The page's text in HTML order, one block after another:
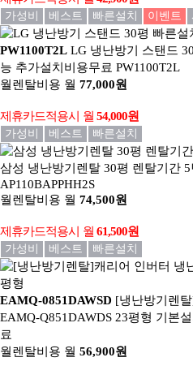
가성비 베스트 빠른설치 이벤트
PW1100T2L LG 냉난방기 스탠드
능 추가설치비용무료 PW1100T2L
월렌탈비용 월 77,000원
제휴카드적용시 월 54,000원
가성비 베스트 빠른설치
삼성 냉난방기렌탈 30평 렌탈기간
AP110BAPPHH2S
월렌탈비용 월 74,500원
제휴카드적용시 월 61,500원
가성비 베스트 빠른설치
EAMQ-0851DAWSD [냉난방기렌
EAMQ-Q851DAWDS 23평형 기본
료
월렌탈비용 월 56,900원